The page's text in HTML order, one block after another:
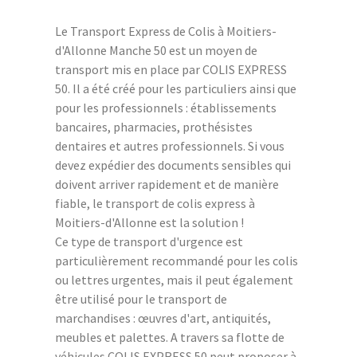
Le Transport Express de Colis à Moitiers-
d'Allonne Manche 50 est un moyen de
transport mis en place par COLIS EXPRESS
50. Il a été créé pour les particuliers ainsi que
pour les professionnels : établissements
bancaires, pharmacies, prothésistes
dentaires et autres professionnels. Si vous
devez expédier des documents sensibles qui
doivent arriver rapidement et de manière
fiable, le transport de colis express à
Moitiers-d'Allonne est la solution !
Ce type de transport d'urgence est
particulièrement recommandé pour les colis
ou lettres urgentes, mais il peut également
être utilisé pour le transport de
marchandises : œuvres d'art, antiquités,
meubles et palettes. A travers sa flotte de